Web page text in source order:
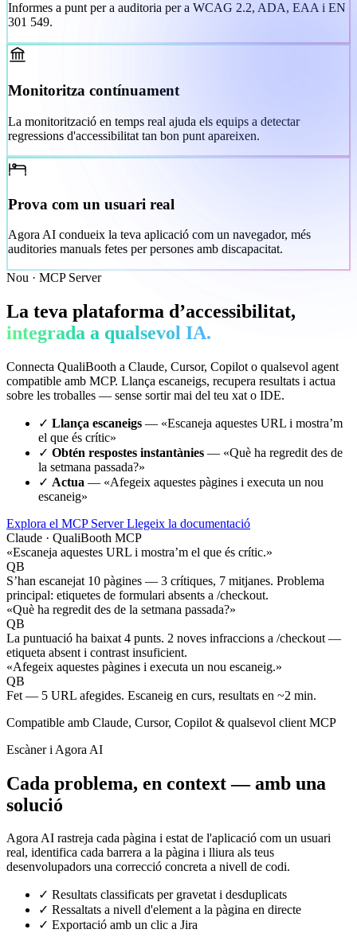
Informes a punt per a auditoria per a WCAG 2.2, ADA, EAA i EN
301 549.
Monitoritza contínuament
La monitorització en temps real ajuda els equips a detectar
regressions d'accessibilitat tan bon punt apareixen.
Prova com un usuari real
Agora AI condueix la teva aplicació com un navegador, més
auditories manuals fetes per persones amb discapacitat.
Nou · MCP Server
La teva plataforma d’accessibilitat,
integrada a qualsevol IA.
Connecta QualiBooth a Claude, Cursor, Copilot o qualsevol agent
compatible amb MCP. Llança escaneigs, recupera resultats i actua
sobre les troballes — sense sortir mai del teu xat o IDE.
✓ Llança escaneigs — «Escaneja aquestes URL i mostra’m
el que és crític»
✓ Obtén respostes instantànies — «Què ha regredit des de
la setmana passada?»
✓ Actua — «Afegeix aquestes pàgines i executa un nou
escaneig»
Explora el MCP ServerLlegeix la documentació
Claude · QualiBooth MCP
«Escaneja aquestes URL i mostra’m el que és crític.»
QB
S’han escanejat 10 pàgines — 3 crítiques, 7 mitjanes. Problema
principal: etiquetes de formulari absents a /checkout.
«Què ha regredit des de la setmana passada?»
QB
La puntuació ha baixat 4 punts. 2 noves infraccions a /checkout —
etiqueta absent i contrast insuficient.
«Afegeix aquestes pàgines i executa un nou escaneig.»
QB
Fet — 5 URL afegides. Escaneig en curs, resultats en ~2 min.
Compatible amb Claude, Cursor, Copilot & qualsevol client MCP
Escàner i Agora AI
Cada problema, en context — amb una
solució
Agora AI rastreja cada pàgina i estat de l'aplicació com un usuari
real, identifica cada barrera a la pàgina i lliura als teus
desenvolupadors una correcció concreta a nivell de codi.
✓ Resultats classificats per gravetat i desduplicats
✓ Ressaltats a nivell d'element a la pàgina en directe
✓ Exportació amb un clic a Jira